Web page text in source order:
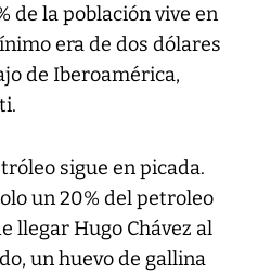
de la población vive en
era de dos dólares
de Iberoamérica,
sigue en picada.
un 20% del petroleo
llegar Hugo Chávez al
un huevo de gallina